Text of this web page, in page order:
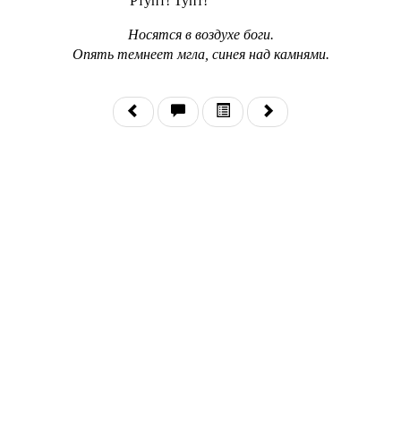
Носятся в воздухе боги.
Опять темнеет мгла, синея над камнями.